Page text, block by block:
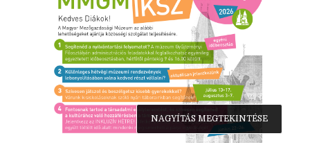
NAGYÍTÁS MEGTEKINTÉSE